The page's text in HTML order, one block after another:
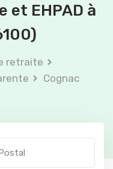
et EHPAD à
retraite
Cognac